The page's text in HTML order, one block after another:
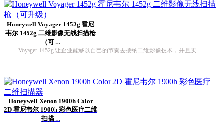
Honeywell Voyager 1452g 霍尼
韦尔 1452g 二维影像无线扫描枪
（可…
Voyager 1452g 让企业能够以自己的节奏去接纳二维影像技术，并且实…
Honeywell Xenon 1900h Color
2D 霍尼韦尔 1900h 彩色医疗二维
扫描…